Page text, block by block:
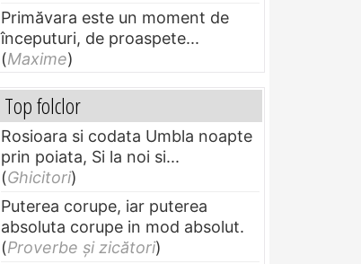
Primăvara este un moment de
începuturi, de proaspete...
(Maxime)
Top folclor
Rosioara si codata Umbla noapte
prin poiata, Si la noi si...
(Ghicitori)
Puterea corupe, iar puterea
absoluta corupe in mod absolut.
(Proverbe și zicători)